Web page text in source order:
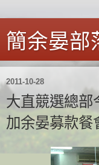
簡余晏部
2011-10-28
大直競選總部
加余晏募款餐